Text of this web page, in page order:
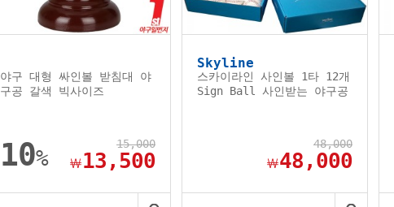
야구 대형 싸인볼 받침대 야
구공 갈색 빅사이즈
10%
15,000
￦13,500
Skyline
스카이라인 사인볼 1타 12개
Sign Ball 사인받는 야구공
48,000
￦48,000